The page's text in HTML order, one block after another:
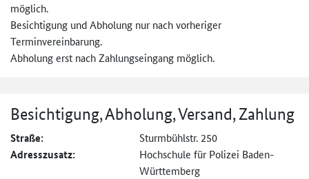
möglich.
Besichtigung und Abholung nur nach vorheriger
Terminvereinbarung.
Abholung erst nach Zahlungseingang möglich.
Besichtigung, Abholung, Versand, Zahlung
Straße: Sturmbühlstr. 250
Adresszusatz:
Hochschule für Polizei Baden-
Württemberg